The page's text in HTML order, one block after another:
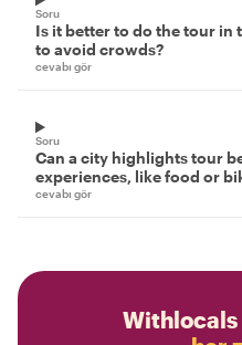
Soru
Is it better to do the tour
to avoid crowds?
cevabı gör
Soru
Can a city highlights tour
experiences, like food or
cevabı gör